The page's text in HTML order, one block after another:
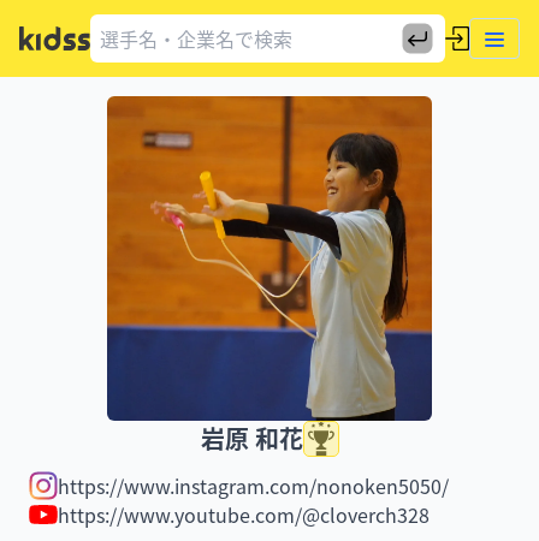
岩原 和花
https://www.instagram.com/nonoken5050/
https://www.youtube.com/@cloverch328